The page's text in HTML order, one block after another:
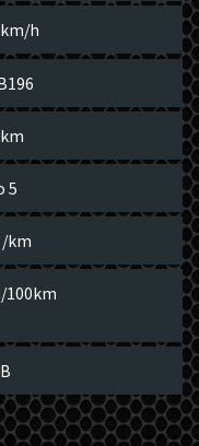
h
5
km
100km